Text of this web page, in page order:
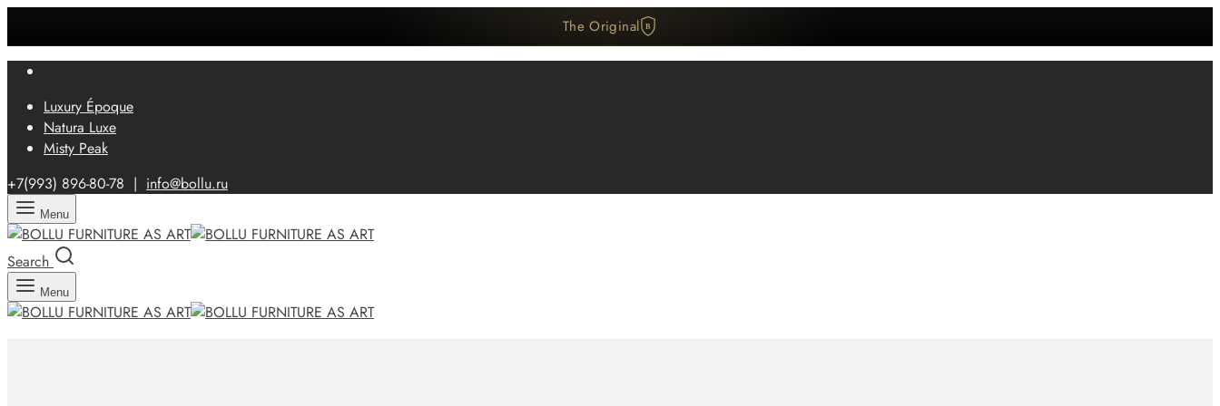
The Original B
Luxury Époque
Natura Luxe
Misty Peak
+7(993) 896-80-78 | info@bollu.ru
Menu
Search
Menu